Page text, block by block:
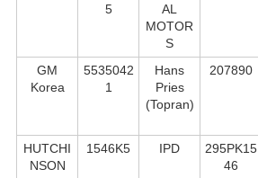
5
AL
MOTOR
S
GM
Korea
5535042
1
Hans
Pries
(Topran)
207890
HUTCHI
NSON
1546K5 IPD
295PK15
46